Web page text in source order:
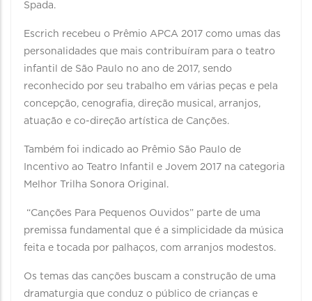
Spada.
Escrich recebeu o Prêmio APCA 2017 como umas das
personalidades que mais contribuíram para o teatro
infantil de São Paulo no ano de 2017, sendo
reconhecido por seu trabalho em várias peças e pela
concepção, cenografia, direção musical, arranjos,
atuação e co-direção artística de Canções.
Também foi indicado ao Prêmio São Paulo de
Incentivo ao Teatro Infantil e Jovem 2017 na categoria
Melhor Trilha Sonora Original.
“Canções Para Pequenos Ouvidos” parte de uma
premissa fundamental que é a simplicidade da música
feita e tocada por palhaços, com arranjos modestos.
Os temas das canções buscam a construção de uma
dramaturgia que conduz o público de crianças e